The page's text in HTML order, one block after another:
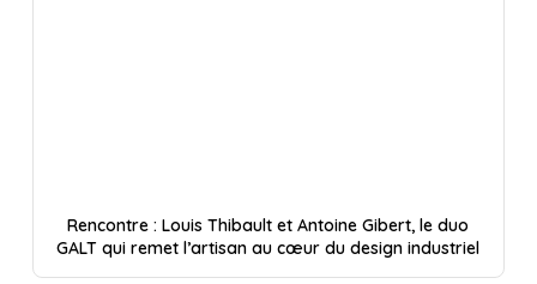
Rencontre : Louis Thibault et Antoine Gibert, le duo
GALT qui remet l’artisan au cœur du design industriel